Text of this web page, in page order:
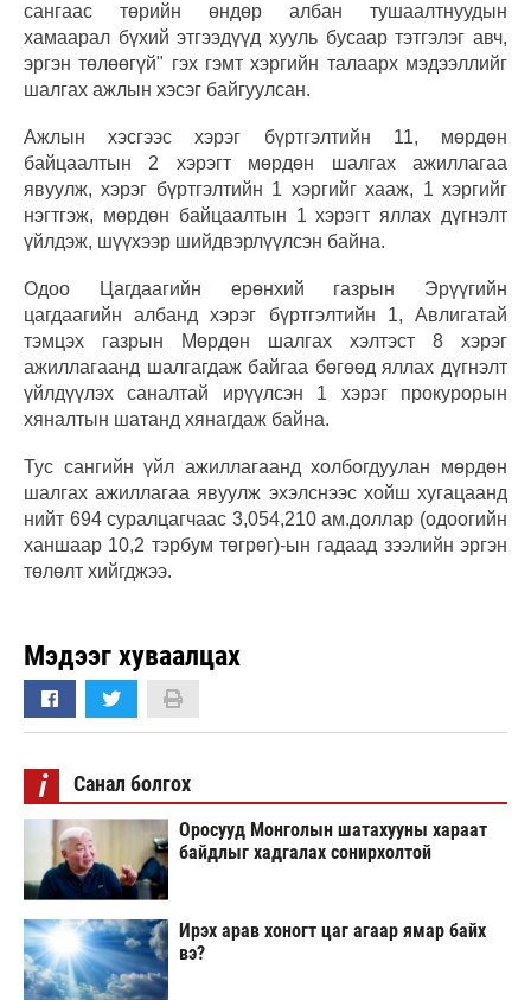
сангаас төрийн өндөр албан тушаалтнуудын
хамаарал бүхий этгээдүүд хууль бусаар тэтгэлэг авч,
эргэн төлөөгүй" гэх гэмт хэргийн талаарх мэдээллийг
шалгах ажлын хэсэг байгуулсан.
Ажлын хэсгээс хэрэг бүртгэлтийн 11, мөрдөн
байцаалтын 2 хэрэгт мөрдөн шалгах ажиллагаа
явуулж, хэрэг бүртгэлтийн 1 хэргийг хааж, 1 хэргийг
нэгтгэж, мөрдөн байцаалтын 1 хэрэгт яллах дүгнэлт
үйлдэж, шүүхээр шийдвэрлүүлсэн байна.
Одоо Цагдаагийн ерөнхий газрын Эрүүгийн
цагдаагийн албанд хэрэг бүртгэлтийн 1, Авлигатай
тэмцэх газрын Мөрдөн шалгах хэлтэст 8 хэрэг
ажиллагаанд шалгагдаж байгаа бөгөөд яллах дүгнэлт
үйлдүүлэх саналтай ирүүлсэн 1 хэрэг прокурорын
хяналтын шатанд хянагдаж байна.
Тус сангийн үйл ажиллагаанд холбогдуулан мөрдөн
шалгах ажиллагаа явуулж эхэлснээс хойш хугацаанд
нийт 694 суралцагчаас 3,054,210 ам.доллар (одоогийн
ханшаар 10,2 тэрбум төгрөг)-ын гадаад зээлийн эргэн
төлөлт хийгджээ.
Мэдээг хуваалцах
i Санал болгох
Оросууд Монголын шатахууны хараат
байдлыг хадгалах сонирхолтой
Ирэх арав хоногт цаг агаар ямар байх
вэ?